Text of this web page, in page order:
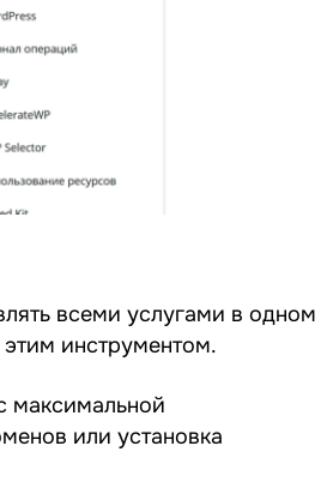
всеми услугами в одном
инструментом.
максимальной
или установка